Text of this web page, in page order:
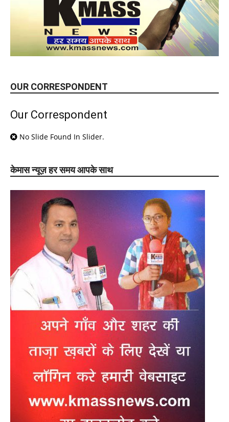
OUR CORRESPONDENT
Our Correspondent
No Slide Found In Slider.
केमास न्यूज़ हर समय आपके साथ